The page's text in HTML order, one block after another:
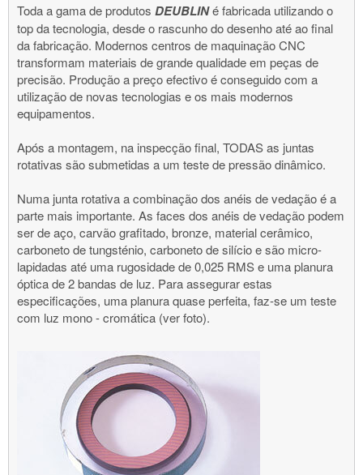
Toda a gama de produtos DEUBLINé fabricada utilizando o
top da tecnologia, desde o rascunho do desenho até ao final
da fabricação. Modernos centros de maquinação CNC
transformam materiais de grande qualidade em peças de
precisão. Produção a preço efectivo é conseguido com a
utilização de novas tecnologias e os mais modernos
equipamentos.
Após a montagem, na inspecção final, TODAS as juntas
rotativas são submetidas a um teste de pressão dinâmico.
Numa junta rotativa a combinação dos anéis de vedação é a
parte mais importante. As faces dos anéis de vedação podem
ser de aço, carvão grafitado, bronze, material cerâmico,
carboneto de tungsténio, carboneto de silício e são micro-
lapidadas até uma rugosidade de 0,025 RMS e uma planura
óptica de 2 bandas de luz. Para assegurar estas
especificações, uma planura quase perfeita, faz-se um teste
com luz mono - cromática (ver foto).